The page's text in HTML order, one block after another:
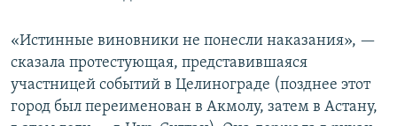
«Истинные виновники не понесли наказания», —
сказала протестующая, представившаяся
участницей событий в Целинограде (позднее этот
город был переименован в Акмолу, затем в Астану,